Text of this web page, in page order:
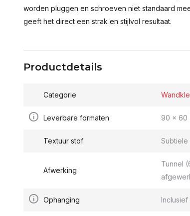
worden pluggen en schroeven niet standaard
geeft het direct een strak en stijlvol resultaat.
Productdetails
Categorie
Leverbare formaten 90 x 60
Textuur stof
Afwerking
Tunnel
Ophanging